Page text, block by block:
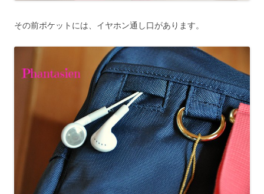
その前ポケットには、イヤホン通し口があります。